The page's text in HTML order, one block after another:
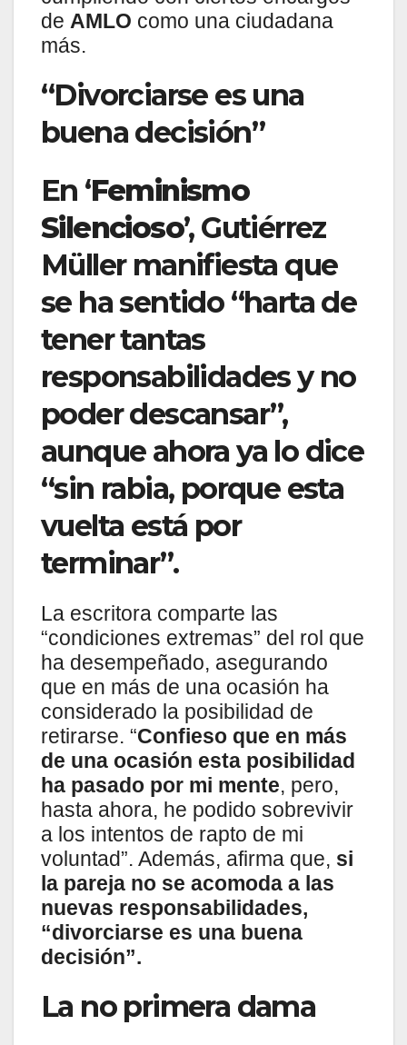
de AMLO como una ciudadana
más.
“Divorciarse es una
buena decisión”
En ‘Feminismo
Silencioso’, Gutiérrez
Müller manifiesta que
se ha sentido “harta de
tener tantas
responsabilidades y no
poder descansar”,
aunque ahora ya lo dice
“sin rabia, porque esta
vuelta está por
terminar”.
La escritora comparte las
“condiciones extremas” del rol que
ha desempeñado, asegurando
que en más de una ocasión ha
considerado la posibilidad de
retirarse. “Confieso que en más
de una ocasión esta posibilidad
ha pasado por mi mente, pero,
hasta ahora, he podido sobrevivir
a los intentos de rapto de mi
voluntad”. Además, afirma que, si
la pareja no se acomoda a las
nuevas responsabilidades,
“divorciarse es una buena
decisión”.
La no primera dama